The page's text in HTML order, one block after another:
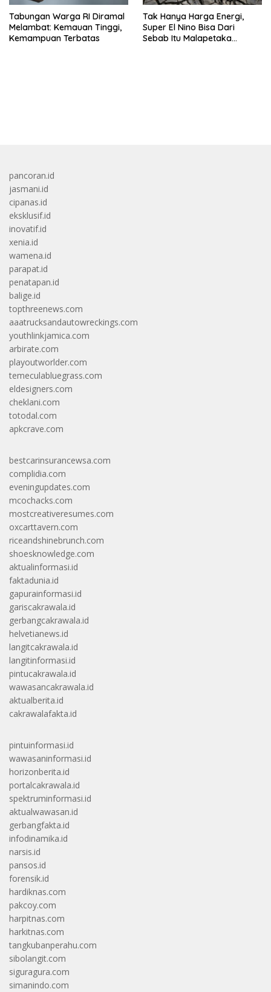
Tabungan Warga RI Diramal
Melambat: Kemauan Tinggi,
Kemampuan Terbatas
Tak Hanya Harga Energi,
Super El Nino Bisa Dari
Sebab Itu Malapetaka
pancoran.id
jasmani.id
cipanas.id
eksklusif.id
inovatif.id
xenia.id
wamena.id
parapat.id
penatapan.id
balige.id
topthreenews.com
aaatrucksandautowreckings.com
youthlinkjamica.com
arbirate.com
playoutworlder.com
temeculabluegrass.com
eldesigners.com
cheklani.com
totodal.com
apkcrave.com
bestcarinsurancewsa.com
complidia.com
eveningupdates.com
mcochacks.com
mostcreativeresumes.com
oxcarttavern.com
riceandshinebrunch.com
shoesknowledge.com
aktualinformasi.id
faktadunia.id
gapurainformasi.id
gariscakrawala.id
gerbangcakrawala.id
helvetianews.id
langitcakrawala.id
langitinformasi.id
pintucakrawala.id
wawasancakrawala.id
aktualberita.id
cakrawalafakta.id
pintuinformasi.id
wawasaninformasi.id
horizonberita.id
portalcakrawala.id
spektruminformasi.id
aktualwawasan.id
gerbangfakta.id
infodinamika.id
narsis.id
pansos.id
forensik.id
hardiknas.com
pakcoy.com
harpitnas.com
harkitnas.com
tangkubanperahu.com
sibolangit.com
siguragura.com
simanindo.com